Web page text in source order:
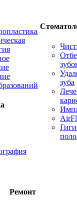
зуба
Ремонт